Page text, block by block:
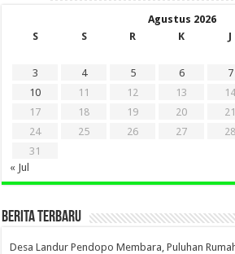
Agustus 2026
S
S R K J
3
4 5 6 7
10
11 12 13
17
18 19 20 21
24
25 26 27 28
31
« Jul
BERITA TERBARU
Desa Landur Pendopo Membara, Puluhan